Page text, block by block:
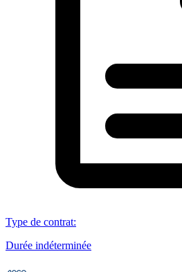
Type de contrat:
Durée indéterminée